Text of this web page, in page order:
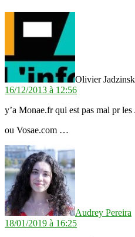
Olivier
16/12/2013 à 12:56
y’a Monae.fr qui est pas mal pr
ou Vosae.com …
Audrey Pereira
18/01/2019 à 16:25